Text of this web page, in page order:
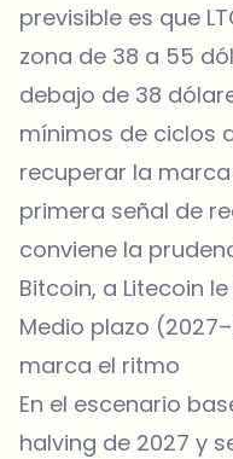
previsible es que
zona de 38 a 55
debajo de 38
mínimos de ciclos
recuperar la
primera señal de
conviene la
Bitcoin, a Litecoin
Medio plazo
marca el ritmo
En el escenario
halving de 2027 y